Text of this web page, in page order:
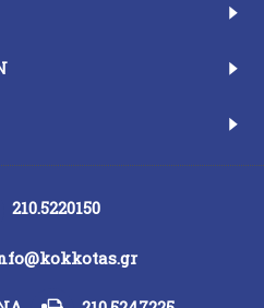
210.5220150